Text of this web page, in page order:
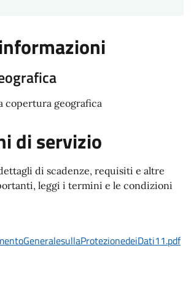
copertura geografica
di servizio
di scadenze, requisiti e altre
leggi i termini e le condizioni